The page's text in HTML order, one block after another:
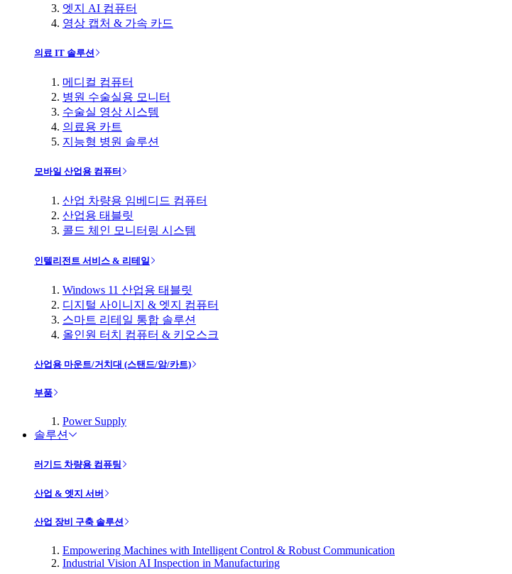
엣지 AI 컴퓨터
영상 캡처 & 가속 카드
의료 IT 솔루션
메디컬 컴퓨터
병원 수술실용 모니터
수술실 영상 시스템
의료용 카트
지능형 병원 솔루션
모바일 산업용 컴퓨터
산업 차량용 임베디드 컴퓨터
산업용 태블릿
콜드 체인 모니터링 시스템
인텔리전트 서비스 & 리테일
Windows 11 산업용 태블릿
디지털 사이니지 & 엣지 컴퓨터
스마트 리테일 통합 솔루션
올인원 터치 컴퓨터 & 키오스크
산업용 마운트/거치대 (스탠드/암/카트)
부품
Power Supply
솔루션
러기드 차량용 컴퓨팅
산업 & 엣지 서버
산업 장비 구축 솔루션
Empowering Machines with Intelligent Control & Robust Communication
Industrial Vision AI Inspection in Manufacturing